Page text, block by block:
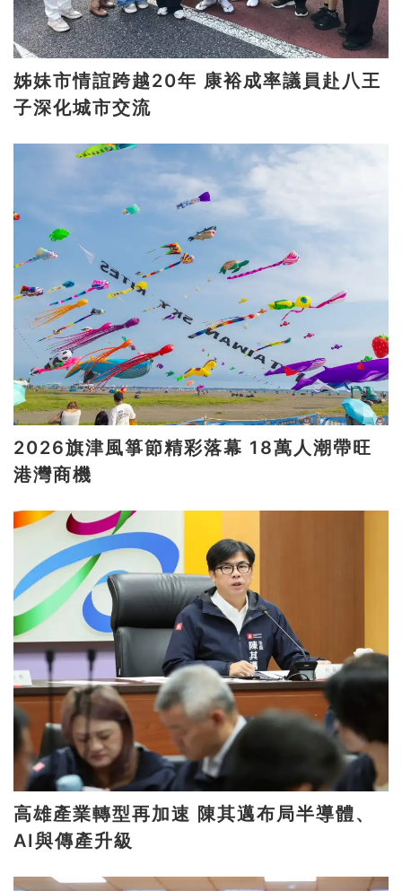
姊妹市情誼跨越20年 康裕成率議員赴八王
子深化城市交流
2026旗津風箏節精彩落幕 18萬人潮帶旺
港灣商機
高雄產業轉型再加速 陳其邁布局半導體、
AI與傳產升級